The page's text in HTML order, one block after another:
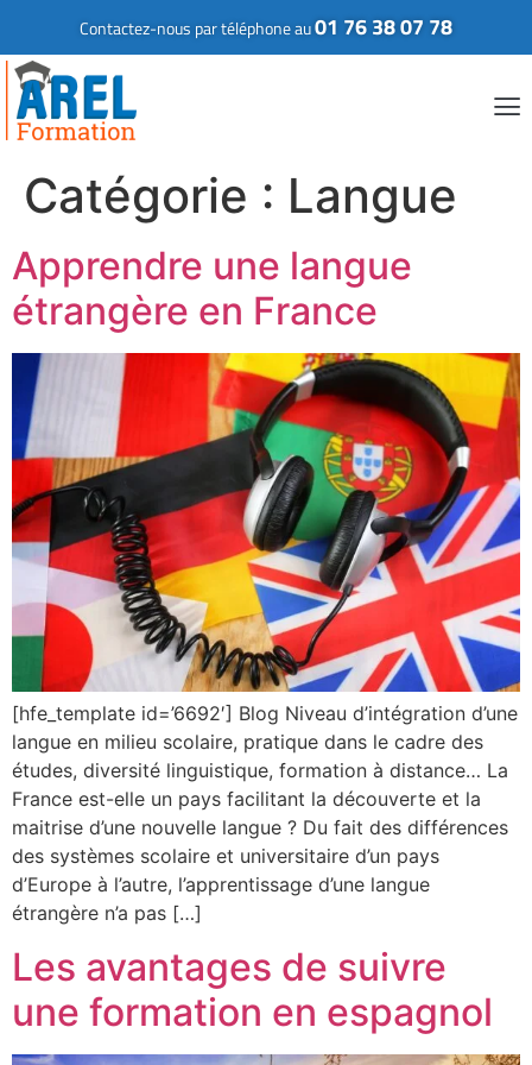
Contactez-nous par téléphone au01 76 38 07 78
Catégorie : Langue
Apprendre une langue
étrangère en France
[hfe_template id=’6692′] Blog Niveau d’intégration d’une
langue en milieu scolaire, pratique dans le cadre des
études, diversité linguistique, formation à distance… La
France est-elle un pays facilitant la découverte et la
maitrise d’une nouvelle langue ? Du fait des différences
des systèmes scolaire et universitaire d’un pays
d’Europe à l’autre, l’apprentissage d’une langue
étrangère n’a pas […]
Les avantages de suivre
une formation en espagnol